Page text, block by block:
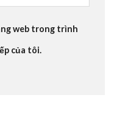
web trong trình
của tôi.